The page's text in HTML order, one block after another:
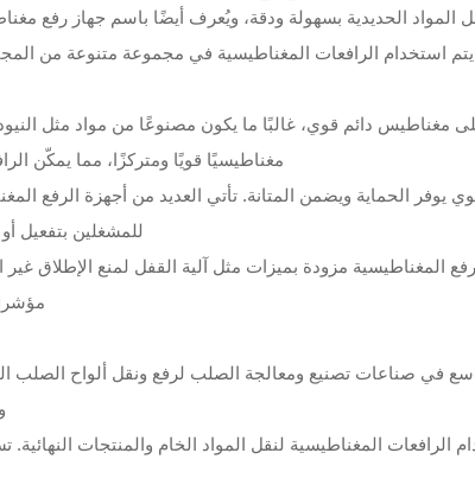
الحديدية بسهولة ودقة، ويُعرف أيضًا باسم جهاز رفع
استخدام الرافعات المغناطيسية في مجموعة متنوعة من
مغناطيس دائم قوي، غالبًا ما يكون مصنوعًا من مواد مثل
مغناطيسيًا قويًا ومتركزًا، مما يمكّن
يوفر الحماية ويضمن المتانة. تأتي العديد من أجهزة الرفع
للمشغلين بتفعيل
المغناطيسية مزودة بميزات مثل آلية القفل لمنع الإطلاق
في صناعات تصنيع ومعالجة الصلب لرفع ونقل ألواح الصلب
الرافعات المغناطيسية لنقل المواد الخام والمنتجات